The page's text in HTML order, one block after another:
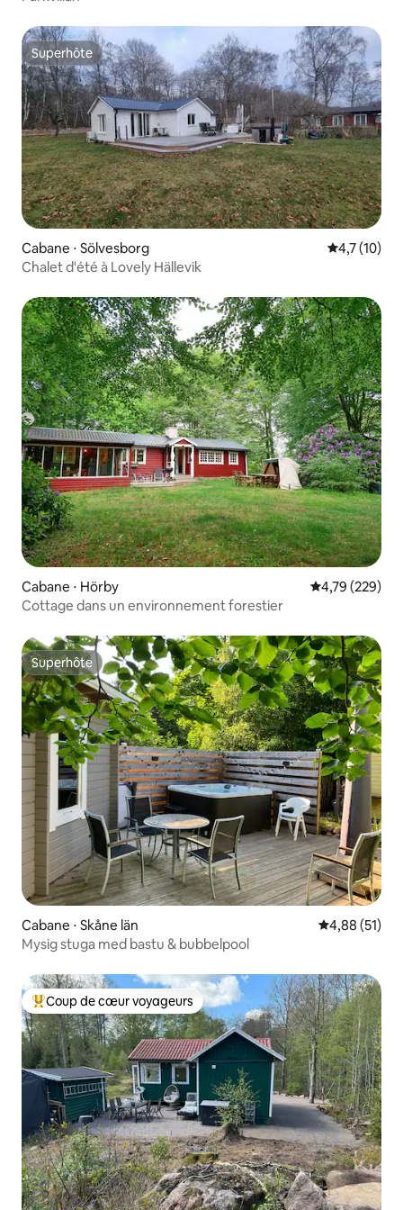
Superhôte
Superhôte
Cabane ⋅ Sölvesborg Évaluation
4,7 (10)
Chalet d'été à Lovely Hällevik
Cabane ⋅ Hörby Évaluation
4,79 (229)
Cottage dans un environnement forestier
Superhôte
Superhôte
Cabane ⋅ Skåne län Évaluation
4,88 (51)
Mysig stuga med bastu & bubbelpool
Coups de cœur voyageurs les plus appréciés
Coup de cœur voyageurs